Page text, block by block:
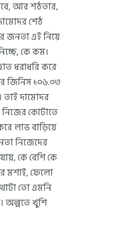
আর শঠতার,
শেঠ
জনতা এই নিয়ে
কে কম।
ধরাধরি করে
জিনিস ১০৬.০৩
তাই দামোদর
নিজের কোটাতে
লাভ বাড়িয়ে
নিজেদের
কে বেশি কে
মশাই, ফেলো
তো এমনি
অল্পতে খুশি